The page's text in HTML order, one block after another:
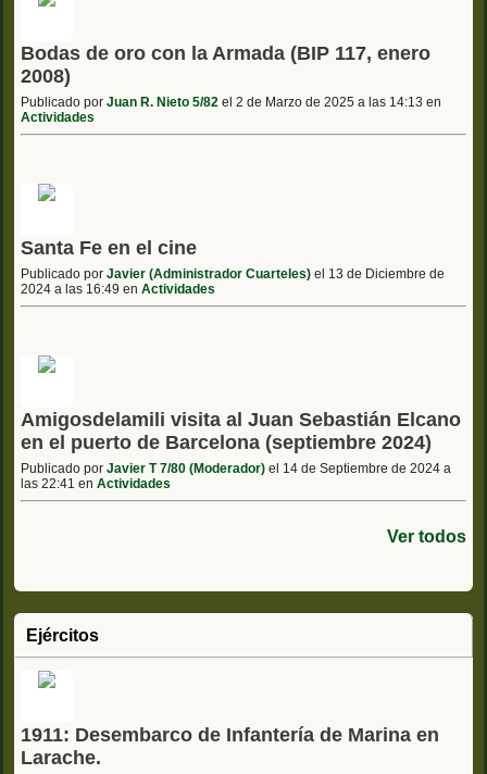
Bodas de oro con la Armada (BIP 117, enero
2008)
Publicado por Juan R. Nieto 5/82 el 2 de Marzo de 2025 a las 14:13 en
Actividades
Santa Fe en el cine
Publicado por Javier (Administrador Cuarteles) el 13 de Diciembre de
2024 a las 16:49 en Actividades
Amigosdelamili visita al Juan Sebastián Elcano
en el puerto de Barcelona (septiembre 2024)
Publicado por Javier T 7/80 (Moderador) el 14 de Septiembre de 2024 a
las 22:41 en Actividades
Ver todos
Ejércitos
1911: Desembarco de Infantería de Marina en
Larache.